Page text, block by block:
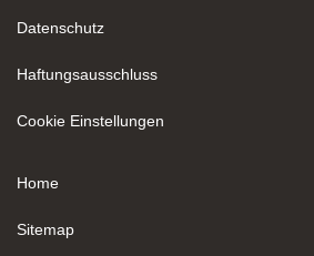
Datenschutz
Haftungsausschluss
Cookie Einstellungen
Home
Sitemap